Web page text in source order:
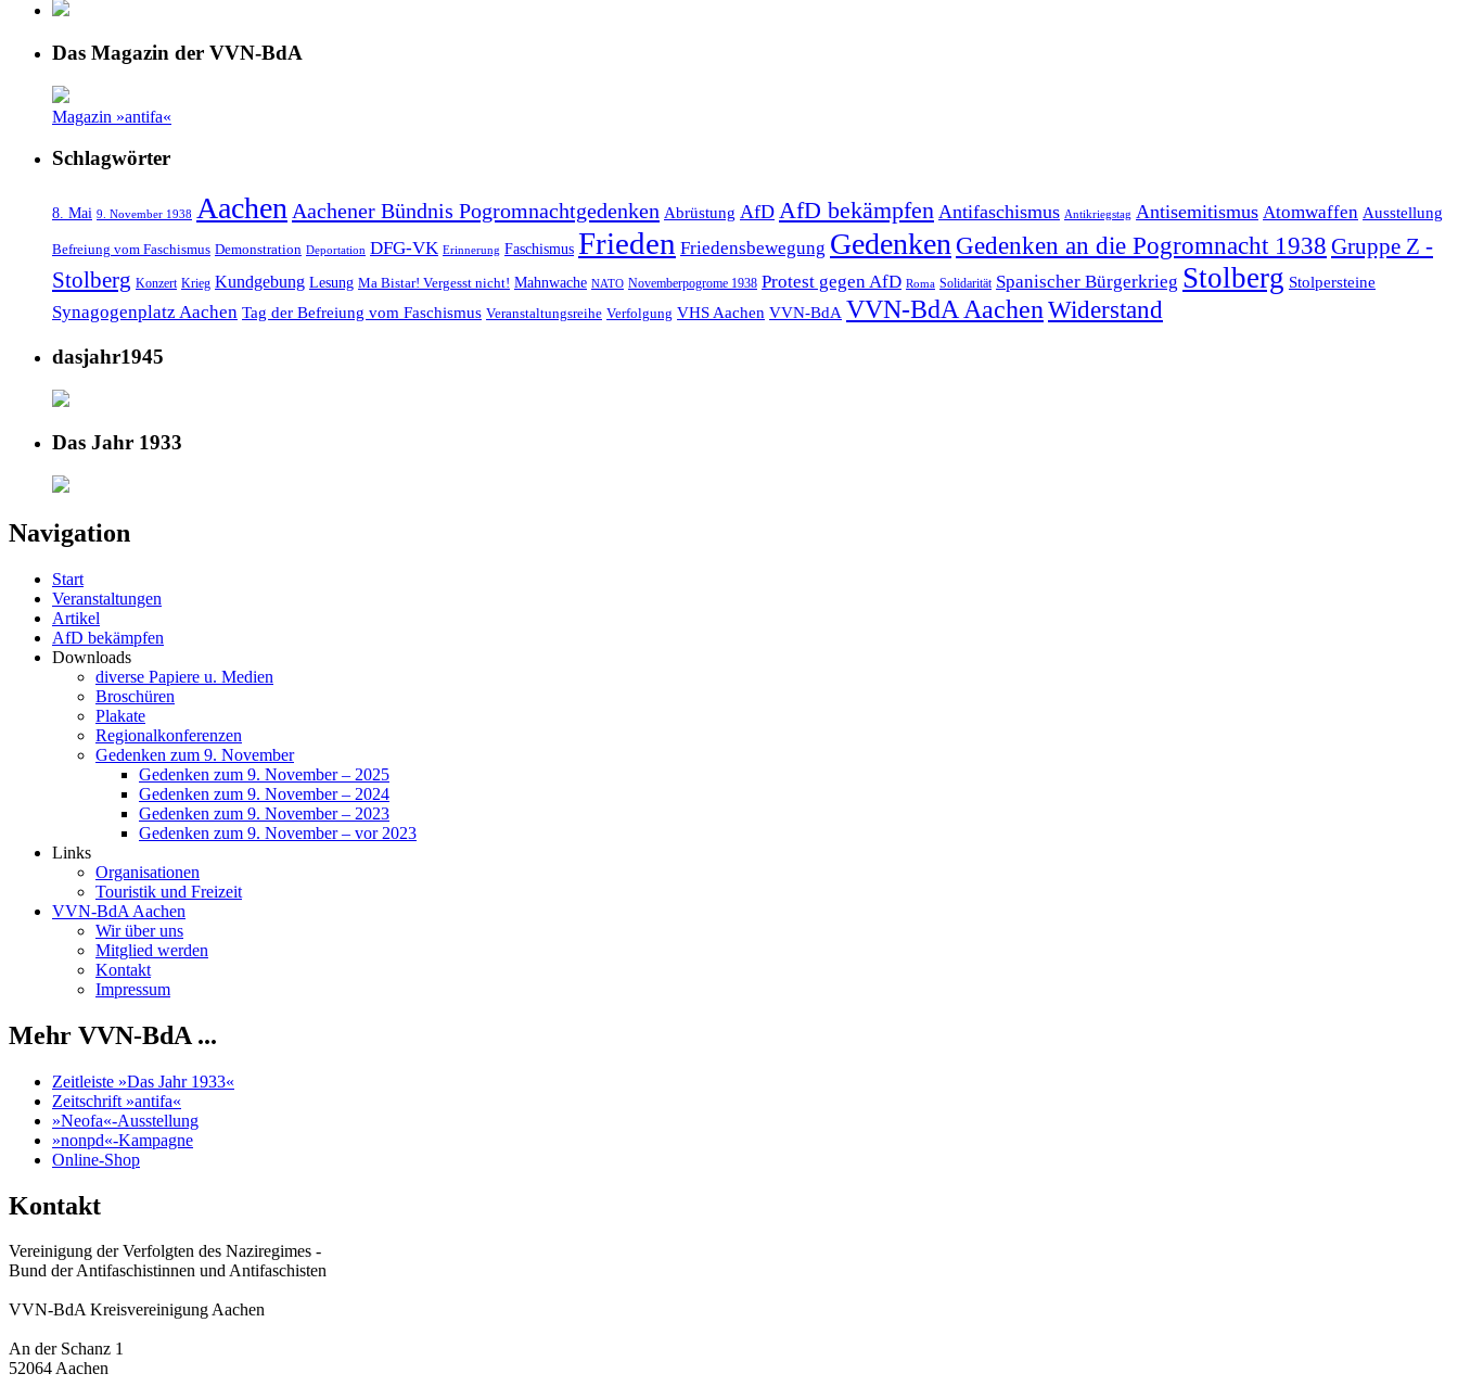
Das Magazin der VVN-BdA
Magazin »antifa«
Schlagwörter
8. Mai 9. November 1938 Aachen Aachener Bündnis Pogromnachtgedenken Abrüstung AfD AfD bekämpfen Antifaschismus Antikriegstag Antisemitismus Atomwaffen Ausstellung
Befreiung vom Faschismus Demonstration Deportation DFG-VK Erinnerung Faschismus Frieden Friedensbewegung Gedenken Gedenken an die Pogromnacht 1938 Gruppe Z -
Stolberg Konzert Krieg Kundgebung Lesung Ma Bistar! Vergesst nicht! Mahnwache NATO Novemberpogrome 1938 Protest gegen AfD Roma Solidarität Spanischer Bürgerkrieg Stolberg Stolpersteine
Synagogenplatz Aachen Tag der Befreiung vom Faschismus Veranstaltungsreihe Verfolgung VHS Aachen VVN-BdA VVN-BdA AachenWiderstand
dasjahr1945
Das Jahr 1933
Navigation
Start
Veranstaltungen
Artikel
AfD bekämpfen
Downloads
diverse Papiere u. Medien
Broschüren
Plakate
Regionalkonferenzen
Gedenken zum 9. November
Gedenken zum 9. November – 2025
Gedenken zum 9. November – 2024
Gedenken zum 9. November – 2023
Gedenken zum 9. November – vor 2023
Links
Organisationen
Touristik und Freizeit
VVN-BdA Aachen
Wir über uns
Mitglied werden
Kontakt
Impressum
Mehr VVN-BdA ...
Zeitleiste »Das Jahr 1933«
Zeitschrift »antifa«
»Neofa«-Ausstellung
»nonpd«-Kampagne
Online-Shop
Kontakt
Vereinigung der Verfolgten des Naziregimes -
Bund der Antifaschistinnen und Antifaschisten
VVN-BdA Kreisvereinigung Aachen
An der Schanz 1
52064 Aachen